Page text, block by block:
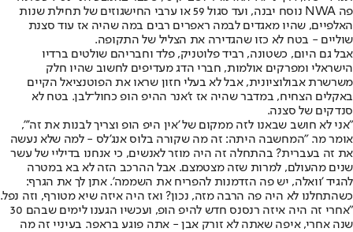
פה NWA נוסח יבנה, ועד סגול 59 או ערבי החישגוזים של תחילת שנות
האלפיים, שהיו מאגדים לבמה ראפרים רבים במה שהיה אז עוד סצנת
שוליים - בטח לא כזו שהגדירה את הצליל של התקופה.
אבל גם היום, כשטונה, רביד פלוטניק, פלד וחבריהם שולטים ברדיו
הישראלי ומפרקים אולמות, חברי הדג מעדיפים לחשוב שהיו חלק
משרשרת אבולוציונית, אבל לא בעלי חזון שראו את הפוטנציאל הקיים
באקלים הצחיח, במדבר שהיה אז ז'אנר ההיפ הופ כחול־לבן. בטח לא
סנדקים של סצנה.
"אני לא חושב שבאנו לזה ממקום של 'אין היפ הופ וצריך לבנות את זה'",
אומר מר. "המחשבה היתה: זה מה שקורה בלוס אנג'לס - למה שלא נעשה
את זה בעברית? בהתחלה זה היה מוזר לאנשים, כי אנחנו בדיליי של עשר
שנים מהעולם, למרות שזה מצטמצם. אבל ההרכב הזה לא בא במטרה
להגיד 'וואלה, יש פה הזדמנות להפריח את השממה'. אתן לך את הגרף:
כשהתחלנו לא היה פה הרבה מזה, נכון? ואז היה איזה שיא מטורף, וזה נפל.
"אחרי זה היה איזה רנסנס חדש להיפ הופ, ועכשיו הגענו לימים שבהם 30
שנה אחרי, איפה שאתה לא זורק אבן - אתה פוגע בראפר. בעיניי זה מה